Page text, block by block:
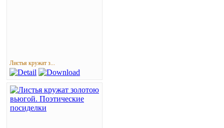
Листья кружат з...